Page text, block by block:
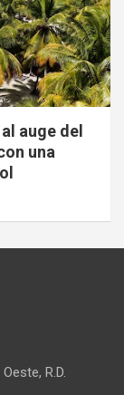
auge del
una
R.D.